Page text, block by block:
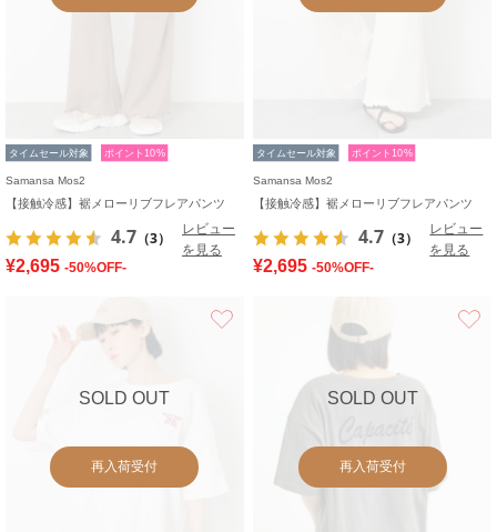
タイムセール対象 ポイント10%
Samansa Mos2
【接触冷感】裾メローリブフレアパンツ
4.7 （3）
レビュー
を見る
¥2,695 -50%OFF-
タイムセール対象 ポイント10%
Samansa Mos2
【接触冷感】裾メローリブフレアパンツ
4.7 （3）
レビュー
を見る
¥2,695 -50%OFF-
SOLD OUT
再入荷受付
SOLD OUT
再入荷受付